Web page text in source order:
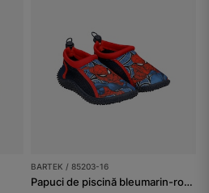
BARTEK / 85203-16
Papuci de piscină bleumarin-roșu Spider-Man BARTEK 85203-16